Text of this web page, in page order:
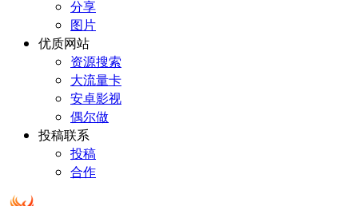
分享
图片
优质网站
资源搜索
大流量卡
安卓影视
偶尔做
投稿联系
投稿
合作